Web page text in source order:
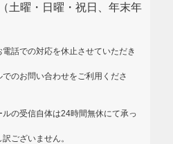
土曜・日曜・祝日、年末年
話での対応を休止させていただき
のお問い合わせをご利用くださ
の受信自体は24時間無休にて承っ
ございません。